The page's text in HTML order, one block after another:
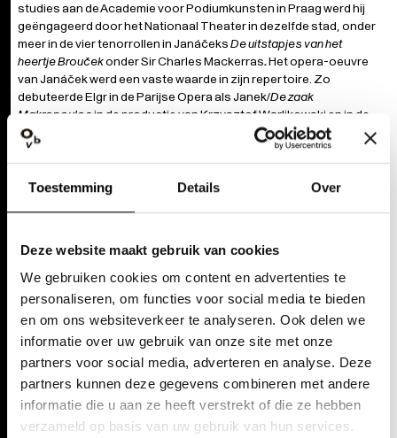
Toestemming Details Over
Deze website maakt gebruik van cookies
We gebruiken cookies om content en advertenties te
personaliseren, om functies voor social media te bieden
en om ons websiteverkeer te analyseren. Ook delen we
informatie over uw gebruik van onze site met onze
partners voor social media, adverteren en analyse. Deze
partners kunnen deze gegevens combineren met andere
informatie die u aan ze heeft verstrekt of die ze hebben
verzameld op basis van uw gebruik van hun services.
studies aan de Academie voor Podiumkunsten in Praag werd hij
geëngageerd door het Nationaal Theater in dezelfde stad, onder
meer in de vier tenorrollen inJanáčeksDe uitstapjes van het
heertje Broučekonder Sir Charles Mackerras.Het opera-oeuvre
van Janáček werd een vaste waarde in zijn repertoire. Zo
debuteerde Elgr in de Parijse Opera als Janek/De zaak
Makropoulosin de productie vanKrzysztof Warlikowski en in de
Deutsche Oper als Števa
Makropoulosin Leipzig, in een regie van David Herrmann, en in
operahuizen van Parijs en Lyon en in Covent Garden. Onder
Rattle verleende hij ook zijn medewerking aan concertante
uitvoeringen vanKatja Kabanová. Andere belangrijke rollen op
zijn actief zijn Prins/Rusalka(Glyndebourne, Essen en Genève),
Judas in Harrison Birtwistles
The Last Supper
(OsterKlang
Festival, Wenen) en Edwin in Peter Konwitschny’s productie van
Die Csárdásfürstin(Kálmán) in de Opera van Graz;
Matteo/Arabella in Oper Köln en Don José/Carmen(Sankt-
Gallen). Ladislav Elgr zong onder vooraanstaande maestro’s
zoals Pierre Boulez, Sir Simon Rattle, Gustavo Dudamel en
Marek Janowski.